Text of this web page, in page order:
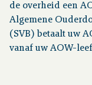
Over ons
de overheid een
Algemene
(SVB) betaalt uw
vanaf uw AOW-